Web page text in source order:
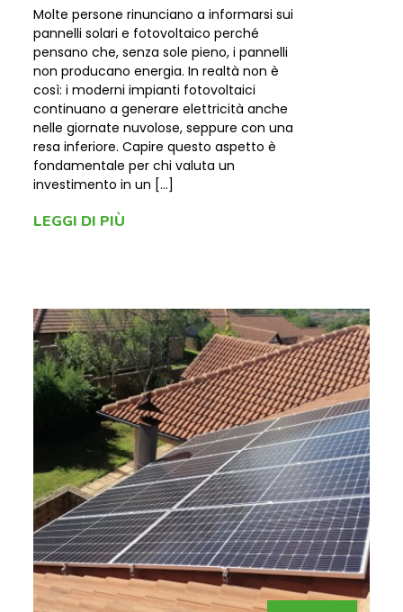
Molte persone rinunciano a informarsi sui
pannelli solari e fotovoltaico perché
pensano che, senza sole pieno, i pannelli
non producano energia. In realtà non è
così: i moderni impianti fotovoltaici
continuano a generare elettricità anche
nelle giornate nuvolose, seppure con una
resa inferiore. Capire questo aspetto è
fondamentale per chi valuta un
investimento in un […]
LEGGI DI PIÙ